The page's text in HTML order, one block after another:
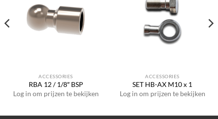
ACCESSORIES
RBA 12 / 1/8″ BSP
Log in om prijzen te bekijken
ACCESSORIES
SET HB-AX M10 x 1
Log in om prijzen te bekijken